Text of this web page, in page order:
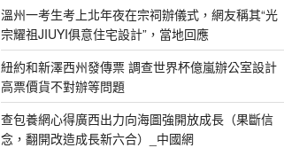
溫州一考生考上北年夜在宗祠辦儀式，網友稱其“光
宗耀祖JIUYI俱意住宅設計”，當地回應
紐約和新澤西州發傳票 調查世界杯億嵐辦公室設計
高票價貨不對辦等問題
查包養網心得廣西出力向海圖強開放成長（果斷信
念，翻開改造成長新六合）_中國網